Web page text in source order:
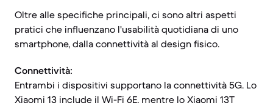
Oltre alle specifiche principali, ci sono altri aspetti
pratici che influenzano l'usabilità quotidiana di uno
smartphone, dalla connettività al design fisico.
Connettività:
Entrambi i dispositivi supportano la connettività 5G. Lo
Xiaomi 13 include il Wi-Fi 6E, mentre lo Xiaomi 13T